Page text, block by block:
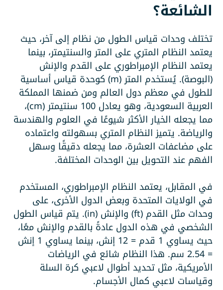
الشائعة؟
تختلف وحدات قياس الطول من نظام إلى آخر، حيث
يعتمد النظام المتري على المتر والسنتيمتر، بينما
يعتمد النظام الإمبراطوري على القدم والإنش
(البوصة). يُستخدم المتر (m) كوحدة قياس أساسية
للطول في معظم دول العالم ومن ضمنها المملكة
العربية السعودية، وهو يعادل 100 سنتيمتر (cm)،
مما يجعله الخيار الأكثر شيوعًا في العلوم والهندسة
والرياضة. يتميز النظام المتري بسهولته واعتماده
على مضاعفات العشرة، مما يجعله دقيقًا وسهل
الفهم عند التحويل بين الوحدات المختلفة.
في المقابل، يعتمد النظام الإمبراطوري، المستخدم
في الولايات المتحدة وبعض الدول الأخرى، على
وحدات مثل القدم (ft) والإنش (in). يتم قياس الطول
الشخصي في هذه الدول عادةً بالقدم والإنش معًا،
حيث يساوي 1 قدم = 12 إنش، بينما يساوي 1 إنش
= 2.54 سم. هذا النظام شائع في الرياضات
الأمريكية، مثل تحديد أطوال لاعبي كرة السلة
وقياسات لاعبي كمال الأجسام.